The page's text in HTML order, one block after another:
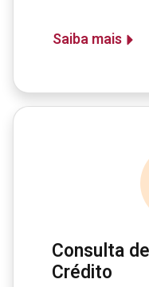
Saiba mais
Consulta
Crédito